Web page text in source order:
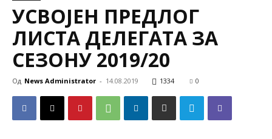
УСВОЈEН ПРЕДЛОГ
ЛИСТA ДЕЛЕГАТА ЗА
СЕЗОНУ 2019/20
Од News Administrator - 14.08.2019 1334 0